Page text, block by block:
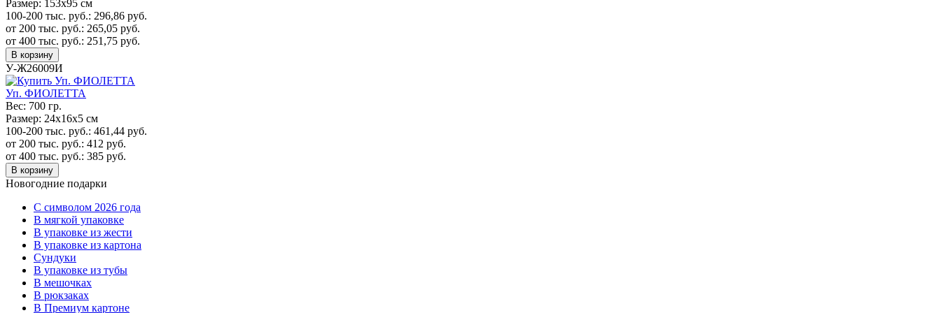
Размер: 153х95 см
100-200 тыс. руб.: 296,86 руб.
от 200 тыс. руб.: 265,05 руб.
от 400 тыс. руб.: 251,75 руб.
В корзину
У-Ж26009И
Уп. ФИОЛЕТТА
Вес: 700 гр.
Размер: 24х16х5 см
100-200 тыс. руб.: 461,44 руб.
от 200 тыс. руб.: 412 руб.
от 400 тыс. руб.: 385 руб.
В корзину
Новогодние подарки
C символом 2026 года
В мягкой упаковке
В упаковке из жести
В упаковке из картона
Сундуки
В упаковке из тубы
В мешочках
В рюкзаках
В Премиум картоне